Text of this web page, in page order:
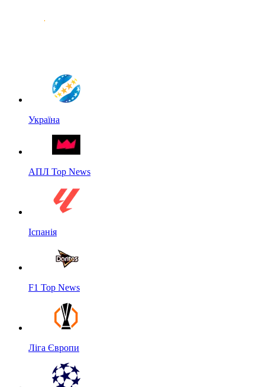
Україна
АПЛ Top News
Іспанія
F1 Top News
Ліга Європи